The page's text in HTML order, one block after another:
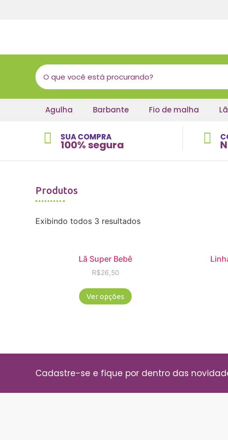
Agulha Barbante Fio de malha Lã
SUA COMPRA
100% segura
Produtos
Exibindo todos 3 resultados
Lã Super Bebê
R$26,50
Ver opções
Cadastre-se e fique por dentro das